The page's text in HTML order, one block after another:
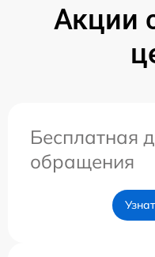
Акции
Бесплатная
обращения